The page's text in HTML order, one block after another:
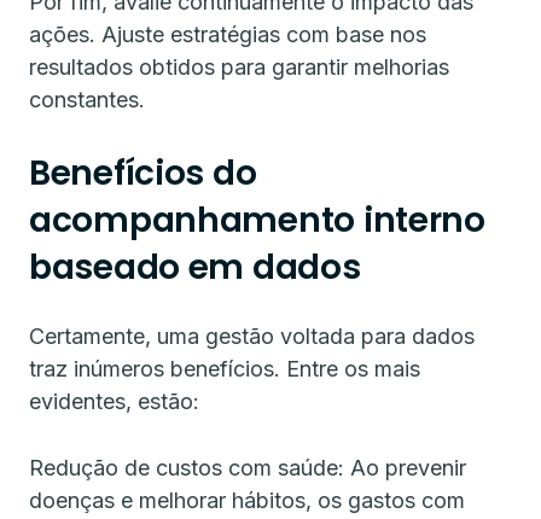
ações. Ajuste estratégias com base nos
resultados obtidos para garantir melhorias
constantes.
Benefícios do
acompanhamento interno
baseado em dados
Certamente, uma gestão voltada para dados
traz inúmeros benefícios. Entre os mais
evidentes, estão:
Redução de custos com saúde: Ao prevenir
doenças e melhorar hábitos, os gastos com